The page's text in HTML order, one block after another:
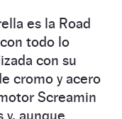
es la Road
todo lo
con su
cromo y acero
Screamin
y, aunque